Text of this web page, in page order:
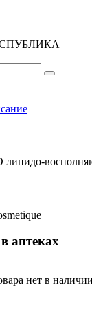
липидо-
аптеках
нет в